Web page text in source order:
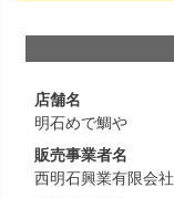
店舗名
明石めで鯛や
販売事業者名
西明石興業有限会社